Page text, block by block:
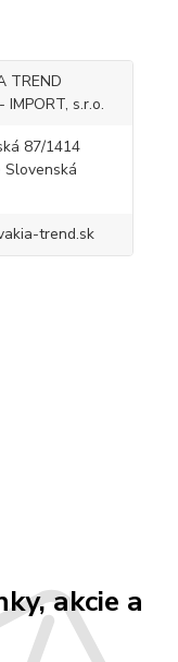
TREND
IMPORT, s.r.o.
87/1414
Slovenská
trend.sk
akcie a